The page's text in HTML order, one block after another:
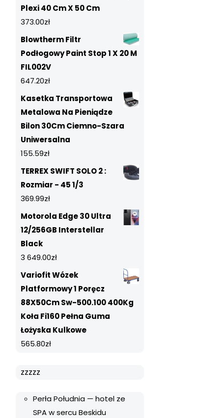
Plexi 40 Cm X 50 Cm
373.00zł
Blowtherm Filtr
Podłogowy Paint Stop 1 X 20 M
FIL002V
647.20zł
Kasetka Transportowa
Metalowa Na Pieniądze
Bilon 30Cm Ciemno-Szara
Uniwersalna
155.59zł
TERREX SWIFT SOLO 2 :
Rozmiar - 45 1/3
369.99zł
Motorola Edge 30 Ultra
12/256GB Interstellar
Black
3 649.00zł
Variofit Wózek
Platformowy 1 Poręcz
88X50Cm Sw-500.100 400Kg
Koła Fi160 Pełna Guma
Łożyska Kulkowe
565.80zł
zzzzz
Perła Południa — hotel ze
SPA w sercu Beskidu